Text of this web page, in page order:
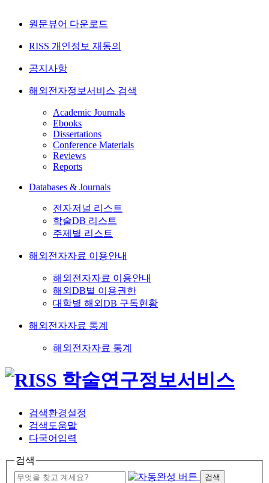
원문뷰어 다운로드
RISS 개인정보 재동의
공지사항
해외전자정보서비스 검색
Academic Journals
Ebooks
Dissertations
Conference Materials
Reviews
Reports
Databases & Journals
전자저널 리스트
학술DB 리스트
주제별 리스트
해외전자자료 이용안내
해외전자자료 이용안내
해외DB별 이용권한
대학별 해외DB 구독현황
해외전자자료 통계
해외전자자료 통계
검색환경설정
검색도움말
다국어입력
검색
검색